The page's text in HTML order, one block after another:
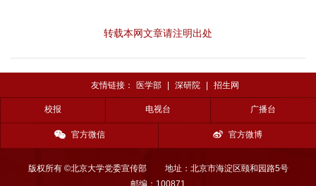
转载本网文章请注明出处
友情链接： 医学部 深研院 招生网
校报 电视台 广播台
官方微信 官方微博
版权所有 ©北京大学党委宣传部
地址：北京市海淀区颐和园路5号
邮编：100871